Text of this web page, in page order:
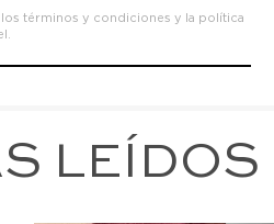
términos y condiciones y la política
LEÍDOS